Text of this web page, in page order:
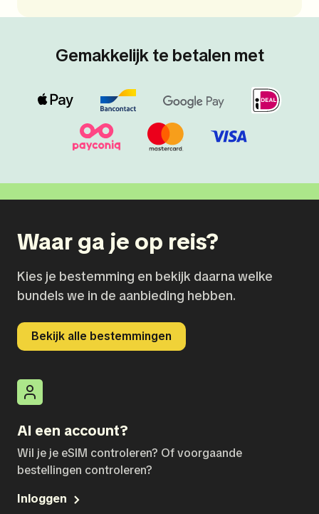
Gemakkelijk te betalen met
Waar ga je op reis?
Kies je bestemming en bekijk daarna welke
bundels we in de aanbieding hebben.
Bekijk alle bestemmingen
Al een account?
Wil je je eSIM controleren? Of voorgaande
bestellingen controleren?
Inloggen